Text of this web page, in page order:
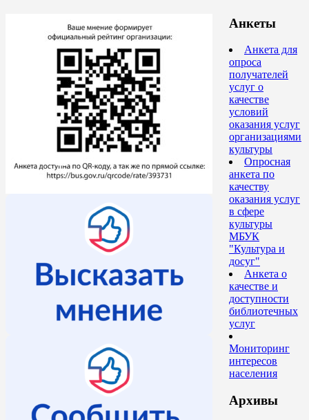
Анкеты
Анкета для
опроса
получателей
услуг о
качестве
условий
оказания услуг
организациями
культуры
Опросная
анкета по
качеству
оказания услуг
в сфере
культуры
МБУК
"Культура и
досуг"
Анкета о
качестве и
доступности
библиотечных
услуг
Мониторинг
интересов
населения
Архивы